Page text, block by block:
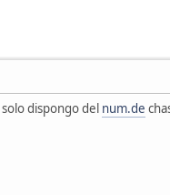
solo dispongo del num.de